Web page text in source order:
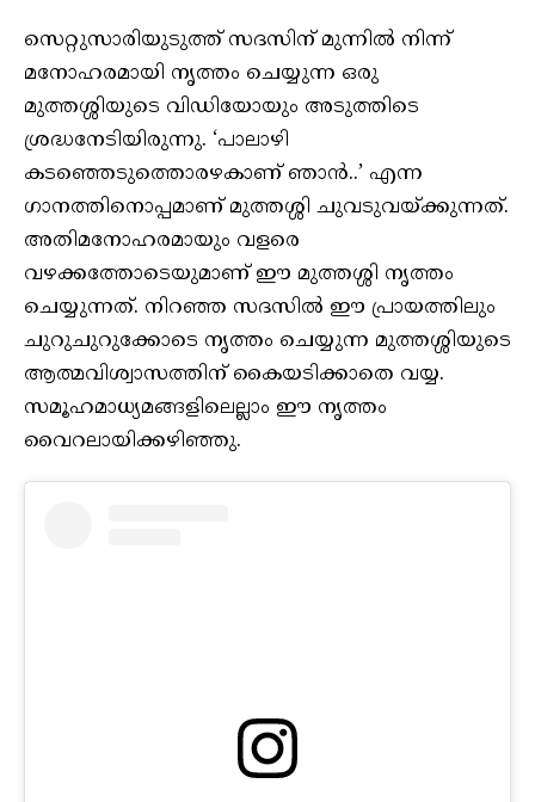
സെറ്റുസാരിയുടുത്ത് സദസിന് മുന്നിൽ നിന്ന്
മനോഹരമായി നൃത്തം ചെയ്യുന്ന ഒരു
മുത്തശ്ശിയുടെ വിഡിയോയും അടുത്തിടെ
ശ്രദ്ധനേടിയിരുന്നു. ‘പാലാഴി
കടഞ്ഞെടുത്തൊരഴകാണ് ഞാൻ..’ എന്ന
ഗാനത്തിനൊപ്പമാണ് മുത്തശ്ശി ചുവടുവയ്ക്കുന്നത്.
അതിമനോഹരമായും വളരെ
വഴക്കത്തോടെയുമാണ് ഈ മുത്തശ്ശി നൃത്തം
ചെയ്യുന്നത്. നിറഞ്ഞ സദസിൽ ഈ പ്രായത്തിലും
ചുറുചുറുക്കോടെ നൃത്തം ചെയ്യുന്ന മുത്തശ്ശിയുടെ
ആത്മവിശ്വാസത്തിന് കൈയടിക്കാതെ വയ്യ.
സമൂഹമാധ്യമങ്ങളിലെല്ലാം ഈ നൃത്തം
വൈറലായിക്കഴിഞ്ഞു.